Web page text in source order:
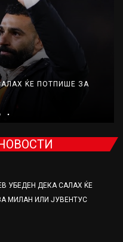
ЌЕ ПОТПИШЕ ЗА
УБЕДЕН ДЕКА САЛАХ ЌЕ
МИЛАН ИЛИ ЈУВЕНТУС